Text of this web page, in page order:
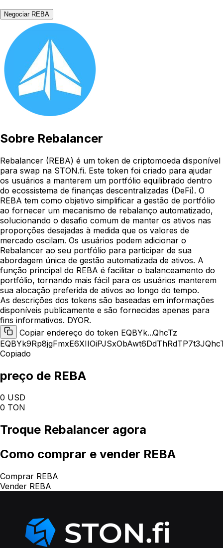
Negociar REBA
Sobre Rebalancer
Rebalancer (REBA) é um token de criptomoeda disponível
para swap na STON.fi. Este token foi criado para ajudar
os usuários a manterem um portfólio equilibrado dentro
do ecossistema de finanças descentralizadas (DeFi). O
REBA tem como objetivo simplificar a gestão de portfólio
ao fornecer um mecanismo de rebalanço automatizado,
solucionando o desafio comum de manter os ativos nas
proporções desejadas à medida que os valores de
mercado oscilam. Os usuários podem adicionar o
Rebalancer ao seu portfólio para participar de sua
abordagem única de gestão automatizada de ativos. A
função principal do REBA é facilitar o balanceamento do
portfólio, tornando mais fácil para os usuários manterem
sua alocação preferida de ativos ao longo do tempo.
As descrições dos tokens são baseadas em informações
disponíveis publicamente e são fornecidas apenas para
fins informativos. DYOR.
Copiar endereço do token EQBYk...QhcTz
Copiado
preço de REBA
0 USD
0 TON
Troque Rebalancer agora
Como comprar e vender REBA
Comprar REBA
Vender REBA